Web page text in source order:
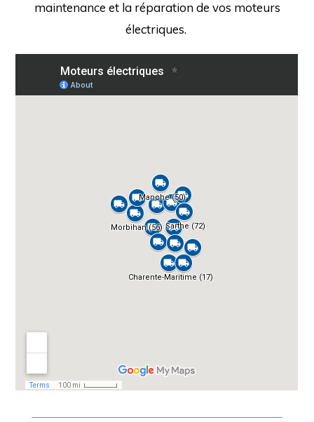
maintenance et la réparation de vos moteurs
électriques.